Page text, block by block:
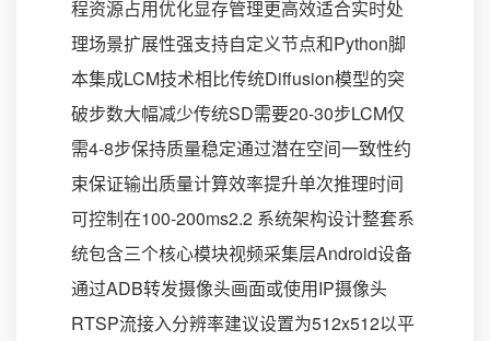
程资源占用优化显存管理更高效适合实时处
理场景扩展性强支持自定义节点和Python脚
本集成LCM技术相比传统Diffusion模型的突
破步数大幅减少传统SD需要20-30步LCM仅
需4-8步保持质量稳定通过潜在空间一致性约
束保证输出质量计算效率提升单次推理时间
可控制在100-200ms2.2 系统架构设计整套系
统包含三个核心模块视频采集层Android设备
通过ADB转发摄像头画面或使用IP摄像头
RTSP流接入分辨率建议设置为512x512以平